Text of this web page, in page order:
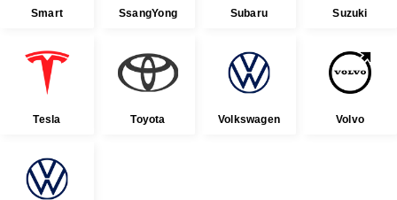
Smart SsangYong Subaru Suzuki
Tesla Toyota Volkswagen Volvo